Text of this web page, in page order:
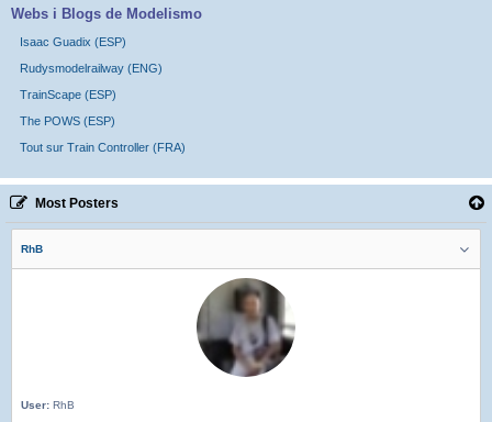
Webs i Blogs de Modelismo
Isaac Guadix (ESP)
Rudysmodelrailway (ENG)
TrainScape (ESP)
The POWS (ESP)
Tout sur Train Controller (FRA)
Most Posters
RhB
User: RhB